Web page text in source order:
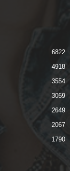
6822
4918
3554
3059
2649
2067
1790